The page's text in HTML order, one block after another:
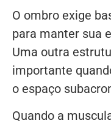
O ombro exige
para manter sua
Uma outra
importante
o espaço
Quando a